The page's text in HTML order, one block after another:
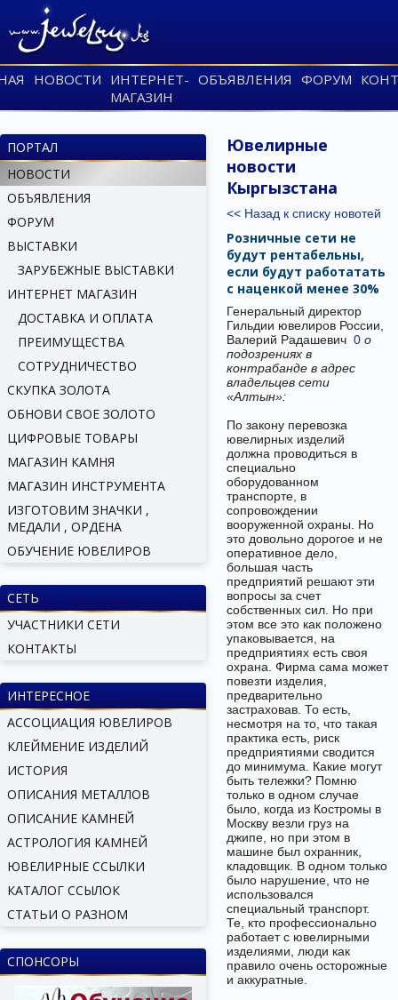
НОВОСТИ ИНТЕРНЕТ-
МАГАЗИН
ОБЪЯВЛЕНИЯ ФОРУМ
ПОРТАЛ
НОВОСТИ
ОБЪЯВЛЕНИЯ
ФОРУМ
ВЫСТАВКИ
ЗАРУБЕЖНЫЕ ВЫСТАВКИ
ИНТЕРНЕТ МАГАЗИН
ДОСТАВКА И ОПЛАТА
ПРЕИМУЩЕСТВА
СОТРУДНИЧЕСТВО
СКУПКА ЗОЛОТА
ОБНОВИ СВОЕ ЗОЛОТО
ЦИФРОВЫЕ ТОВАРЫ
МАГАЗИН КАМНЯ
МАГАЗИН ИНСТРУМЕНТА
ИЗГОТОВИМ ЗНАЧКИ ,
МЕДАЛИ , ОРДЕНА
ОБУЧЕНИЕ ЮВЕЛИРОВ
СЕТЬ
УЧАСТНИКИ СЕТИ
КОНТАКТЫ
ИНТЕРЕСНОЕ
АССОЦИАЦИЯ ЮВЕЛИРОВ
КЛЕЙМЕНИЕ ИЗДЕЛИЙ
ИСТОРИЯ
ОПИСАНИЯ МЕТАЛЛОВ
ОПИСАНИЕ КАМНЕЙ
АСТРОЛОГИЯ КАМНЕЙ
ЮВЕЛИРНЫЕ ССЫЛКИ
КАТАЛОГ ССЫЛОК
СТАТЬИ О РАЗНОМ
СПОНСОРЫ
Ювелирные
новости
Кыргызстана
<< Назад к списку новотей
Розничные сети не
будут рентабельны,
если будут работатать
с наценкой менее 30%
Генеральный директор
Гильдии ювелиров России,
Валерий Радашевич 0 о
подозрениях в
контрабанде в адрес
владельцев сети
«Алтын»:
По закону перевозка
ювелирных изделий
должна проводиться в
специально
оборудованном
транспорте, в
сопровождении
вооруженной охраны. Но
это довольно дорогое и не
оперативное дело,
большая часть
предприятий решают эти
вопросы за счет
собственных сил. Но при
этом все это как положено
упаковывается, на
предприятиях есть своя
охрана. Фирма сама может
повезти изделия,
предварительно
застраховав. То есть,
несмотря на то, что такая
практика есть, риск
предприятиями сводится
до минимума. Какие могут
быть тележки? Помню
только в одном случае
было, когда из Костромы в
Москву везли груз на
джипе, но при этом в
машине был охранник,
кладовщик. В одном только
было нарушение, что не
использовался
специальный транспорт.
Те, кто профессионально
работает с ювелирными
изделиями, люди как
правило очень осторожные
и аккуратные.